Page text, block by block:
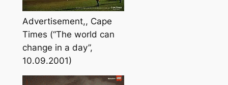
Advertisement,, Cape
Times (“The world can
change in a day”,
10.09.2001)